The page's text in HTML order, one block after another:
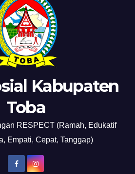
Kabupaten
Toba
RESPECT (Ramah, Edukatif
Empati, Cepat, Tanggap)